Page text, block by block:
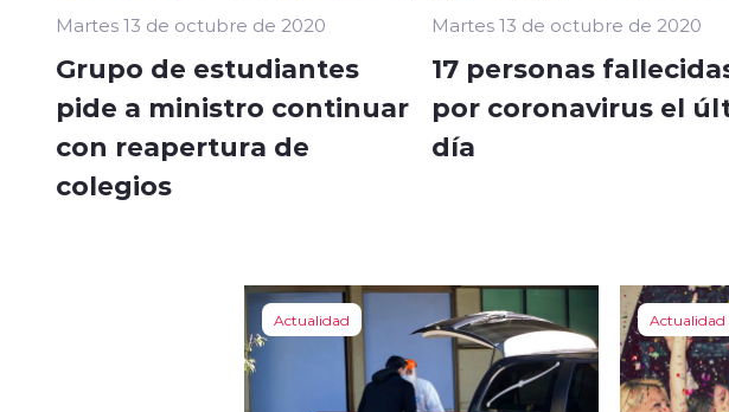
Martes 13 de octubre de 2020
Grupo de estudiantes
pide a ministro continuar
con reapertura de
colegios
Martes 13 de octubre de 2020
17 personas
por coronavirus el
día
Actualidad Actualidad